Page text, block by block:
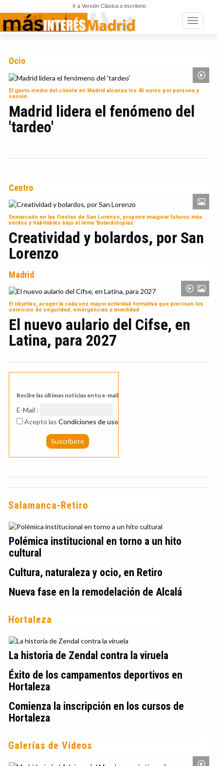
Ir a Versión Clásica o escritorio
Toggle
Ocio
El gasto medio del cliente en Madrid alcanza los 45 euros por persona y
sesión
Madrid lidera el fenómeno del
'tardeo'
Centro
Enmarcado en las Fiestas de San Lorenzo, propone imaginar futuros más
verdes y habitables bajo el lema 'Bolardotopías'
Creatividad y bolardos, por San
Lorenzo
Madrid
El objetivo, acoger la cada vez mayor actividad formativa que precisan los
servicios de seguridad, emergencias y movilidad
El nuevo aulario del Cifse, en
Latina, para 2027
Recibe las últimas noticias en tu e-mail
E-Mail :
Acepto las Condiciones de uso
Salamanca-Retiro
Polémica institucional en torno a un hito
cultural
Cultura, naturaleza y ocio, en Retiro
Nueva fase en la remodelación de Alcalá
Hortaleza
La historia de Zendal contra la viruela
Éxito de los campamentos deportivos en
Hortaleza
Comienza la inscripción en los cursos de
Hortaleza
Galerías de Videos